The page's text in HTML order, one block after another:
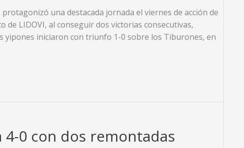
una destacada jornada el viernes de acción de
de LIDOVI, al conseguir dos victorias consecutivas,
iniciaron con triunfo 1-0 sobre los Tiburones, en
0 con dos remontadas